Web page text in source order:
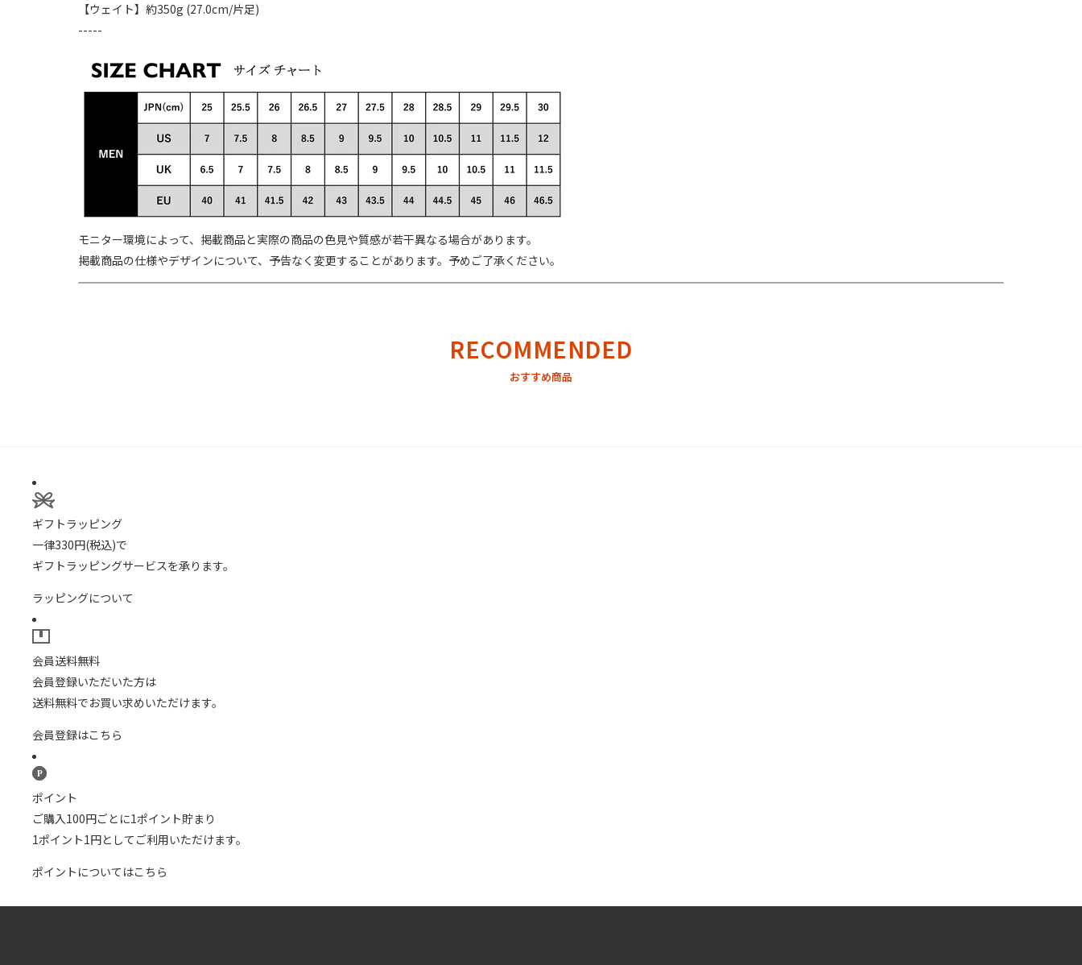
【ウェイト】約350g (27.0cm/片足)
-----
モニター環境によって、掲載商品と実際の商品の色見や質感が若干異なる場合があります。
掲載商品の仕様やデザインについて、予告なく変更することがあります。予めご了承ください。
RECOMMENDED
ギフトラッピング
一律330円(税込)で
ギフトラッピングサービスを承ります。
ラッピングについて
会員送料無料
会員登録いただいた方は
送料無料でお買い求めいただけます。
会員登録はこちら
ポイント
ご購入100円ごとに1ポイント貯まり
1ポイント1円としてご利用いただけます。
ポイントについてはこちら